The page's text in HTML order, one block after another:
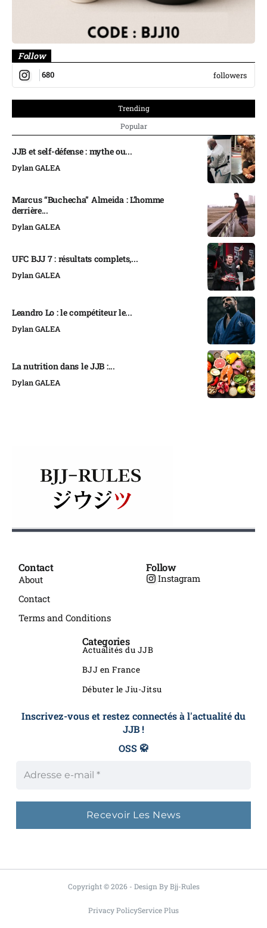
Follow
680 followers
Trending
Popular
JJB et self-défense : mythe ou...
Dylan GALEA
Marcus “Buchecha” Almeida : L’homme
derrière...
Dylan GALEA
UFC BJJ 7 : résultats complets,...
Dylan GALEA
Leandro Lo : le compétiteur le...
Dylan GALEA
La nutrition dans le JJB :...
Dylan GALEA
Contact
About
Contact
Terms and Conditions
Follow
Instagram
Categories
Actualités du JJB
BJJ en France
Débuter le Jiu-Jitsu
Inscrivez-vous et restez connectés à l'actualité du
JJB !
OSS 🥋
Copyright © 2026 - Design By Bjj-Rules
Privacy PolicyService Plus